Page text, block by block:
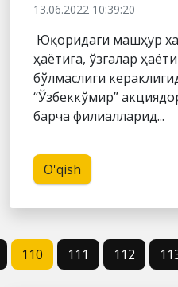
13.06.2022 10:39:20
Юқоридаги машҳур
ҳаётига, ўзгалар
бўлмаслиги
“Ўзбеккўмир”
барча филиалларид...
O'qish
110 111 112